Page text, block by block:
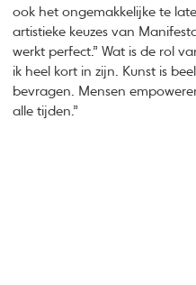
ook het ongemakkelijke te
artistieke keuzes van
werkt perfect.” Wat is de rol
ik heel kort in zijn. Kunst is
bevragen. Mensen
alle tijden.”